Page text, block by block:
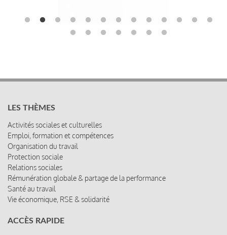
LES THÈMES
Activités sociales et culturelles
Emploi, formation et compétences
Organisation du travail
Protection sociale
Relations sociales
Rémunération globale & partage de la performance
Santé au travail
Vie économique, RSE & solidarité
ACCÈS RAPIDE